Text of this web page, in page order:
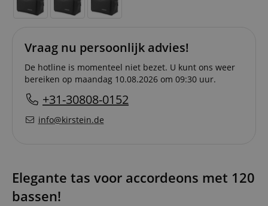
Vraag nu persoonlijk advies!
De hotline is momenteel niet bezet. U kunt ons weer
bereiken op maandag 10.08.2026 om 09:30 uur.
+31-30808-0152
info@kirstein.de
Elegante tas voor accordeons met 120
bassen!